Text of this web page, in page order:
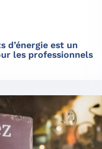
d’énergie est un
les professionnels